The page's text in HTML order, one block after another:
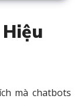
mà chatbots